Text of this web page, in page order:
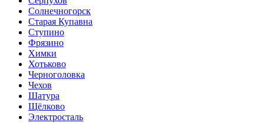
Солнечногорск
Старая Купавна
Ступино
Фрязино
Химки
Хотьково
Черноголовка
Чехов
Шатура
Щёлково
Электросталь